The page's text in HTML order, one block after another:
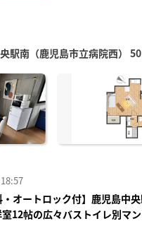
駅南（鹿児島市立病院西）
・オートロック付】鹿児島中
12帖の広々バストイレ別マ